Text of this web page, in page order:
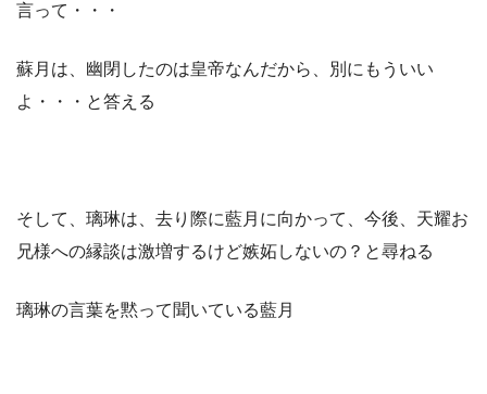
言って・・・
蘇月は、幽閉したのは皇帝なんだから、別にもういい
よ・・・と答える
そして、璃琳は、去り際に藍月に向かって、今後、天耀お
兄様への縁談は激増するけど嫉妬しないの？と尋ねる
璃琳の言葉を黙って聞いている藍月